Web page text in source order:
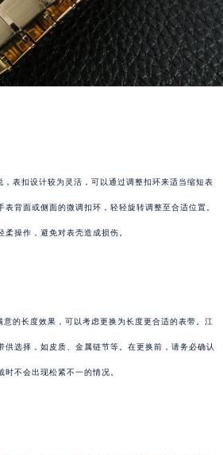
表扣设计较为灵活，可以通过调整扣环来适当缩短表
背面或侧面的微调扣环，轻轻旋转调整至合适位置。
操作，避免对表壳造成损伤。
的长度效果，可以考虑更换为长度更合适的表带。江
供选择，如皮质、金属链节等。在更换前，请务必确认
不会出现松紧不一的情况。